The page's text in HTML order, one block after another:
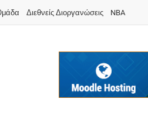
Διεθνείς Διοργανώσεις NBA